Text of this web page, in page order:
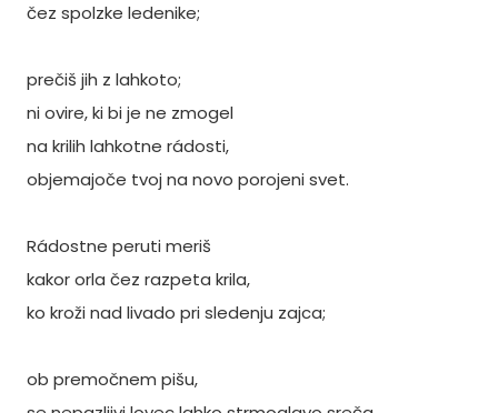
čez spolzke ledenike;
prečiš jih z lahkoto;
ni ovire, ki bi je ne zmogel
na krilih lahkotne rádosti,
objemajoče tvoj na novo porojeni svet.
Rádostne peruti meriš
kakor orla čez razpeta krila,
ko kroži nad livado pri sledenju zajca;
ob premočnem pišu,